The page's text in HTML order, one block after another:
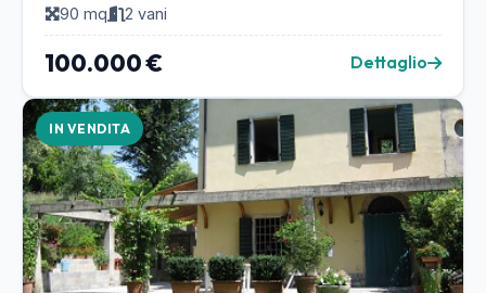
90 mq
2 vani
100.000 € Dettaglio
IN VENDITA